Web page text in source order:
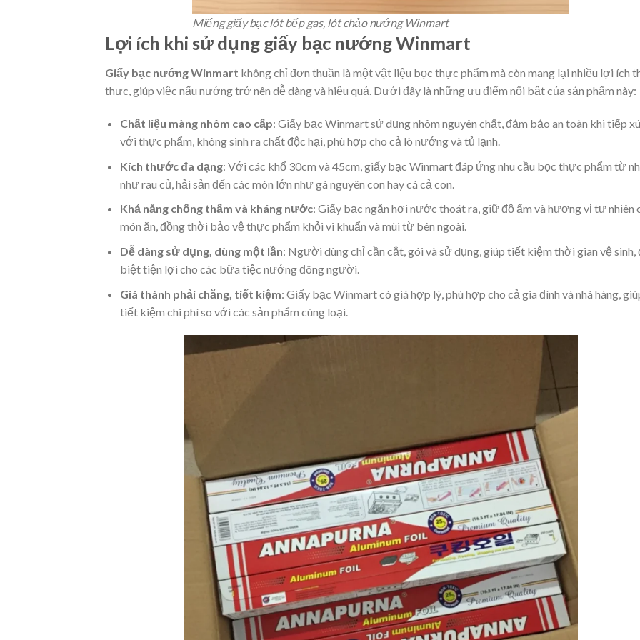
Miếng giấy bạc lót bếp gas, lót chảo nướng Winmart
Lợi ích khi sử dụng giấy bạc nướng Winmart
Giấy bạc nướng Winmart không chỉ đơn thuần là một vật liệu bọc thực phẩm mà còn mang lại nhiều lợi ích
thực, giúp việc nấu nướng trở nên dễ dàng và hiệu quả. Dưới đây là những ưu điểm nổi bật của sản phẩm này:
Chất liệu màng nhôm cao cấp: Giấy bạc Winmart sử dụng nhôm nguyên chất, đảm bảo an toàn khi tiếp
với thực phẩm, không sinh ra chất độc hại, phù hợp cho cả lò nướng và tủ lạnh.
Kích thước đa dạng: Với các khổ 30cm và 45cm, giấy bạc Winmart đáp ứng nhu cầu bọc thực phẩm từ
như rau củ, hải sản đến các món lớn như gà nguyên con hay cá cả con.
Khả năng chống thấm và kháng nước: Giấy bạc ngăn hơi nước thoát ra, giữ độ ẩm và hương vị tự nhiên
món ăn, đồng thời bảo vệ thực phẩm khỏi vi khuẩn và mùi từ bên ngoài.
Dễ dàng sử dụng, dùng một lần: Người dùng chỉ cần cắt, gói và sử dụng, giúp tiết kiệm thời gian vệ sinh,
biệt tiện lợi cho các bữa tiệc nướng đông người.
Giá thành phải chăng, tiết kiệm: Giấy bạc Winmart có giá hợp lý, phù hợp cho cả gia đình và nhà hàng,
tiết kiệm chi phí so với các sản phẩm cùng loại.